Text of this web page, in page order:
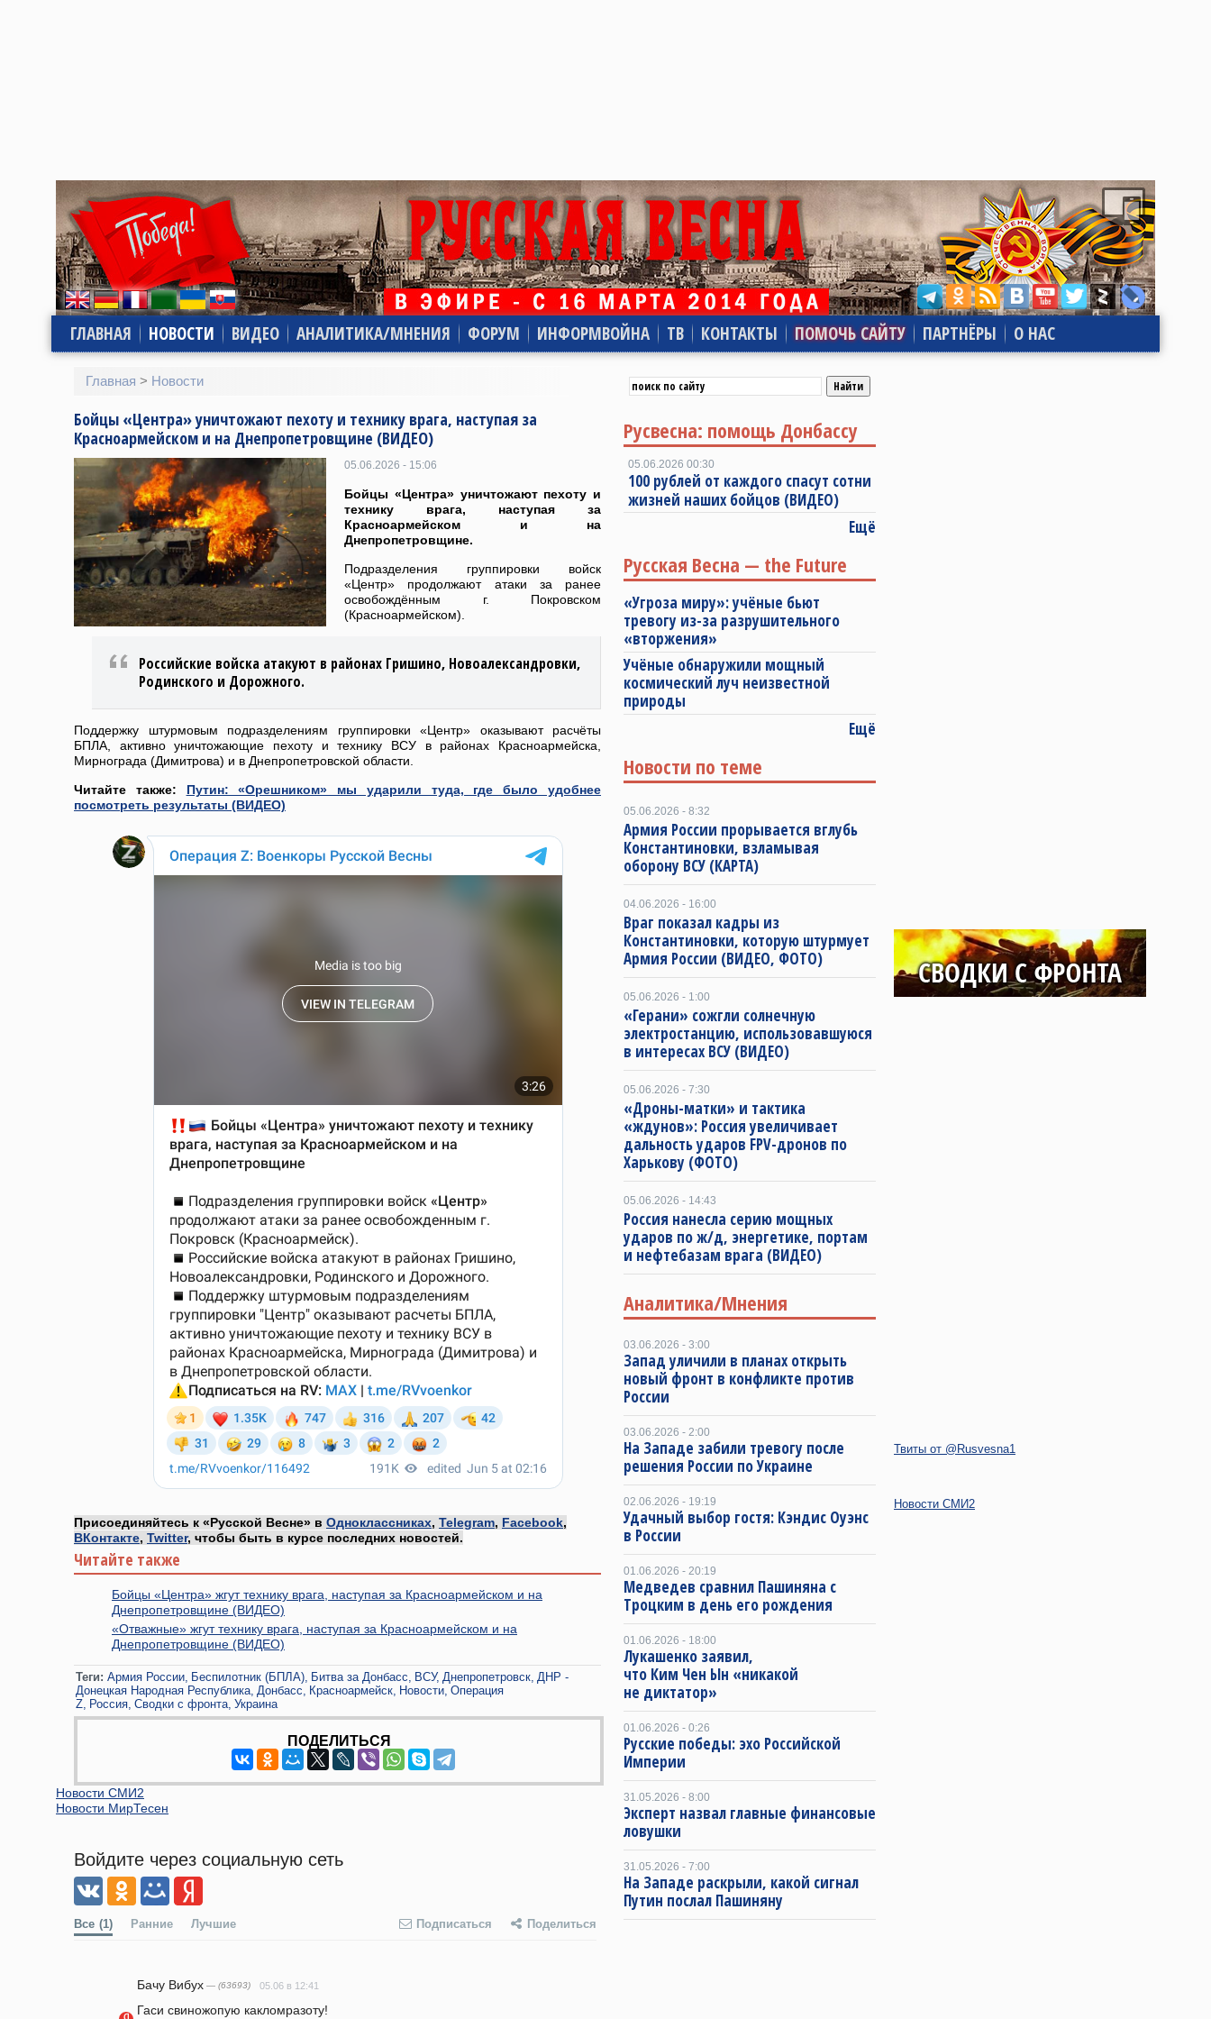
ГЛАВНАЯ НОВОСТИ ВИДЕО АНАЛИТИКА/МНЕНИЯ ФОРУМ ИНФОРМВОЙНА ТВ КОНТАКТЫ ПОМОЧЬ САЙТУ ПАРТНЁРЫ О НАС
Главная > Новости
Бойцы «Центра» уничтожают пехоту и технику врага, наступая за
Красноармейском и на Днепропетровщине (ВИДЕО)
05.06.2026 - 15:06
Бойцы «Центра» уничтожают пехоту и
технику врага, наступая за
Красноармейском и на
Днепропетровщине.
Подразделения группировки войск
«Центр» продолжают атаки за ранее
освобождённым г. Покровском
(Красноармейском).
Российские войска атакуют в районах Гришино, Новоалександровки,
Родинского и Дорожного.
Поддержку штурмовым подразделениям группировки «Центр» оказывают расчёты
БПЛА, активно уничтожающие пехоту и технику ВСУ в районах Красноармейска,
Мирнограда (Димитрова) и в Днепропетровской области.
Читайте также: Путин: «Орешником» мы ударили туда, где было удобнее
посмотреть результаты (ВИДЕО)
Присоединяйтесь к «Русской Весне» в Одноклассниках, Telegram, Facebook,
ВКонтакте, Twitter, чтобы быть в курсе последних новостей.
Читайте также
Бойцы «Центра» жгут технику врага, наступая за Красноармейском и на
Днепропетровщине (ВИДЕО)
«Отважные» жгут технику врага, наступая за Красноармейском и на
Днепропетровщине (ВИДЕО)
Теги: Армия России Беспилотник (БПЛА) Битва за Донбасс ВСУ Днепропетровск ДНР -
Донецкая Народная Республика Донбасс Красноармейск Новости Операция
Z Россия Сводки с фронта Украина
ПОДЕЛИТЬСЯ
Новости СМИ2
Новости МирТесен
Войдите через социальную сеть
Все (1) Ранние Лучшие Подписаться Поделиться
Бачу Вибух — (63693) 05.06 в 12:41
Гаси свиножопую какломразоту!
Русвесна: помощь Донбассу
05.06.2026 00:30
100 рублей от каждого спасут сотни
жизней наших бойцов (ВИДЕО)
Ещё
Русская Весна — the Future
«Угроза миру»: учёные бьют
тревогу из-за разрушительного
«вторжения»
Учёные обнаружили мощный
космический луч неизвестной
природы
Ещё
Новости по теме
05.06.2026 - 8:32
Армия России прорывается вглубь
Константиновки, взламывая
оборону ВСУ (КАРТА)
04.06.2026 - 16:00
Враг показал кадры из
Константиновки, которую штурмует
Армия России (ВИДЕО, ФОТО)
05.06.2026 - 1:00
«Герани» сожгли солнечную
электростанцию, использовавшуюся
в интересах ВСУ (ВИДЕО)
05.06.2026 - 7:30
«Дроны-матки» и тактика
«ждунов»: Россия увеличивает
дальность ударов FPV-дронов по
Харькову (ФОТО)
05.06.2026 - 14:43
Россия нанесла серию мощных
ударов по ж/д, энергетике, портам
и нефтебазам врага (ВИДЕО)
Аналитика/Мнения
03.06.2026 - 3:00
Запад уличили в планах открыть
новый фронт в конфликте против
России
03.06.2026 - 2:00
На Западе забили тревогу после
решения России по Украине
02.06.2026 - 19:19
Удачный выбор гостя: Кэндис Оуэнс
в России
01.06.2026 - 20:19
Медведев сравнил Пашиняна с
Троцким в день его рождения
01.06.2026 - 18:00
Лукашенко заявил,
что Ким Чен Ын «никакой
не диктатор»
01.06.2026 - 0:26
Русские победы: эхо Российской
Империи
31.05.2026 - 8:00
Эксперт назвал главные финансовые
ловушки
31.05.2026 - 7:00
На Западе раскрыли, какой сигнал
Путин послал Пашиняну
Твиты от @Rusvesna1
Новости СМИ2